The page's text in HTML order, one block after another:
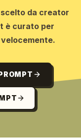
da creator
è curato per